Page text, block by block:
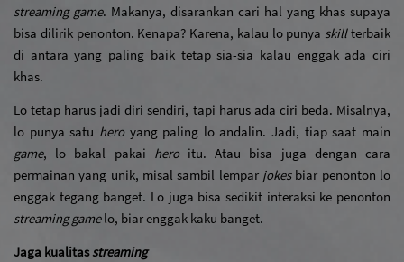
streaming game. Makanya, disarankan cari hal yang khas supaya
bisa dilirik penonton. Kenapa? Karena, kalau lo punya skill terbaik
di antara yang paling baik tetap sia-sia kalau enggak ada ciri
khas.
Lo tetap harus jadi diri sendiri, tapi harus ada ciri beda. Misalnya,
lo punya satu hero
game, lo bakal pakai hero itu. Atau bisa juga dengan cara
permainan yang unik, misal sambil lempar jokes biar penonton lo
streaming game lo, biar enggak kaku banget.
Jaga kualitas streaming